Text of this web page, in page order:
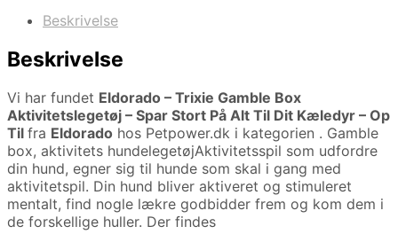
Beskrivelse
Beskrivelse
Vi har fundet Eldorado – Trixie Gamble Box
Aktivitetslegetøj – Spar Stort På Alt Til Dit Kæledyr – Op
Til fra Eldorado hos Petpower.dk i kategorien . Gamble
box, aktivitets hundelegetøjAktivitetsspil som udfordre
din hund, egner sig til hunde som skal i gang med
aktivitetspil. Din hund bliver aktiveret og stimuleret
mentalt, find nogle lækre godbidder frem og kom dem i
de forskellige huller. Der findes